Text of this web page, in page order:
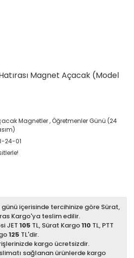
Magnet Açacak (Model
Magnetler,Öğretmenler Günü (24
24-01
günü içerisinde tercihinize göre Sürat,
Kargo'ya teslim edilir.
JET 105 TL, Sürat Kargo110 TL, PTT
125 TL'dir.
kargo ücretsizdir.
sağlanan ürünlerde kargo